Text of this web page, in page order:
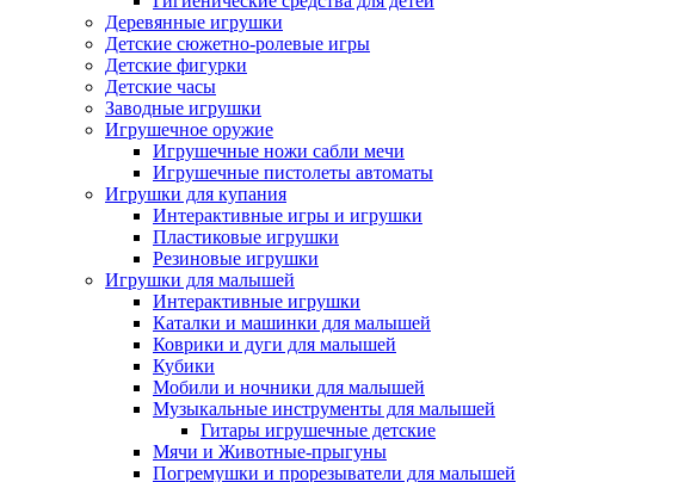
Деревянные игрушки
Детские сюжетно-ролевые игры
Детские фигурки
Детские часы
Заводные игрушки
Игрушечное оружие
Игрушечные ножи сабли мечи
Игрушечные пистолеты автоматы
Игрушки для купания
Интерактивные игры и игрушки
Пластиковые игрушки
Резиновые игрушки
Игрушки для малышей
Интерактивные игрушки
Каталки и машинки для малышей
Коврики и дуги для малышей
Кубики
Мобили и ночники для малышей
Музыкальные инструменты для малышей
Гитары игрушечные детские
Мячи и Животные-прыгуны
Погремушки и прорезыватели для малышей